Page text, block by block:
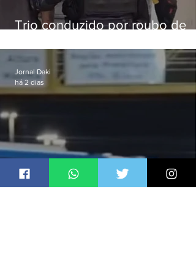
Trio conduzido por roubo de
passagens
Jornal Daki
há 2 dias